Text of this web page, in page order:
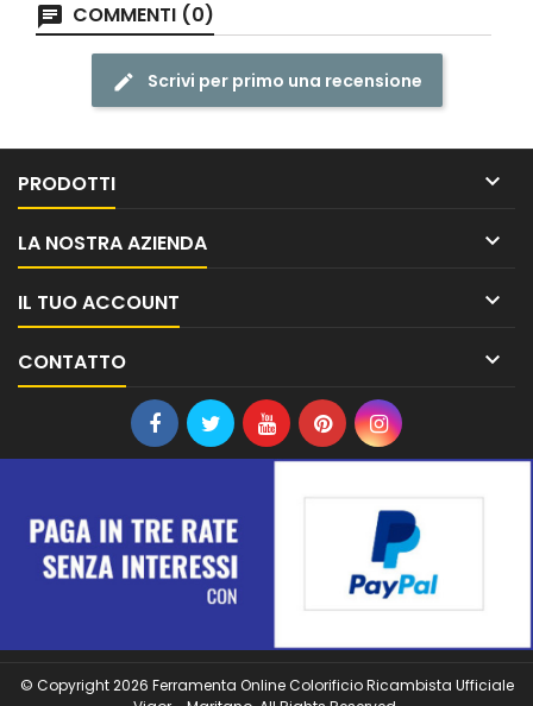
COMMENTI (0)
Scrivi per primo una recensione
PRODOTTI 
LA NOSTRA AZIENDA 
IL TUO ACCOUNT 
CONTATTO 
© Copyright 2026 Ferramenta Online Colorificio Ricambista Ufficiale